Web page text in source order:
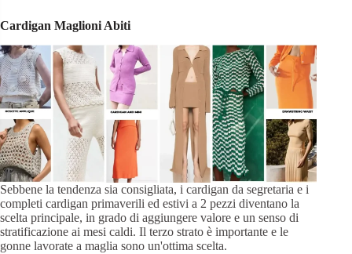
Cardigan Maglioni Abiti
Sebbene la tendenza sia consigliata, i cardigan da segretaria e i
completi cardigan primaverili ed estivi a 2 pezzi diventano la
scelta principale, in grado di aggiungere valore e un senso di
stratificazione ai mesi caldi. Il terzo strato è importante e le
gonne lavorate a maglia sono un'ottima scelta.